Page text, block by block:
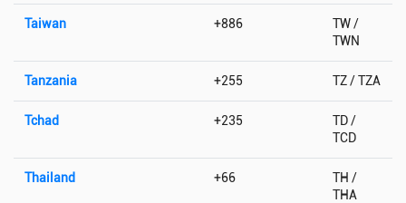
Taiwan +886
TW /
TWN
Tanzania +255 TZ / TZA
Tchad +235
TD /
TCD
Thailand +66
TH /
THA